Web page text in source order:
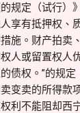
规定（试行）
享有抵押权、
施。财产拍卖
人或留置权人
债权。”的规
变卖的所得款
利不能阻却西